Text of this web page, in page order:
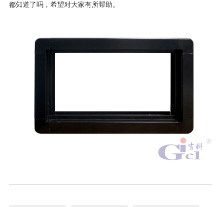
都知道了吗，希望对大家有所帮助。